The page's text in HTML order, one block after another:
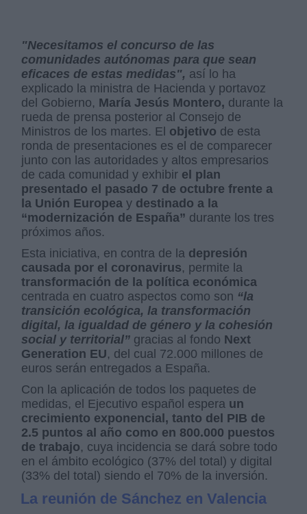
"Necesitamos el concurso de las
comunidades autónomas para que sean
eficaces de estas medidas", así lo ha
explicado la ministra de Hacienda y portavoz
del Gobierno, María Jesús Montero, durante la
rueda de prensa posterior al Consejo de
Ministros de los martes. El objetivo de esta
ronda de presentaciones es el de comparecer
junto con las autoridades y altos empresarios
de cada comunidad y exhibir el plan
presentado el pasado 7 de octubre frente a
la Unión Europea y destinado a la
“modernización de España” durante los tres
próximos años.
Esta iniciativa, en contra de la depresión
causada por el coronavirus, permite la
transformación de la política económica
centrada en cuatro aspectos como son “la
transición ecológica, la transformación
digital, la igualdad de género y la cohesión
social y territorial” gracias al fondo Next
Generation EU, del cual 72.000 millones de
euros serán entregados a España.
Con la aplicación de todos los paquetes de
medidas, el Ejecutivo español espera un
crecimiento exponencial, tanto del PIB de
2.5 puntos al año como en 800.000 puestos
de trabajo, cuya incidencia se dará sobre todo
en el ámbito ecológico (37% del total) y digital
(33% del total) siendo el 70% de la inversión.
La reunión de Sánchez en Valencia